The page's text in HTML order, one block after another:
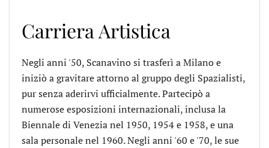
Carriera Artistica
Negli anni '50, Scanavino si trasferì a Milano e
iniziò a gravitare attorno al gruppo degli Spazialisti,
pur senza aderirvi ufficialmente. Partecipò a
numerose esposizioni internazionali, inclusa la
Biennale di Venezia nel 1950, 1954 e 1958, e una
sala personale nel 1960. Negli anni '60 e '70, le sue